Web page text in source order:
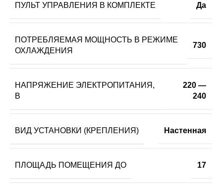
ПУЛЬТ УПРАВЛЕНИЯ В КОМПЛЕКТЕ Да
ПОТРЕБЛЯЕМАЯ МОЩНОСТЬ В РЕЖИМЕ
ОХЛАЖДЕНИЯ
730
НАПРЯЖЕНИЕ ЭЛЕКТРОПИТАНИЯ,
В
220 —
240
ВИД УСТАНОВКИ (КРЕПЛЕНИЯ) Настенная
ПЛОЩАДЬ ПОМЕЩЕНИЯ ДО 17